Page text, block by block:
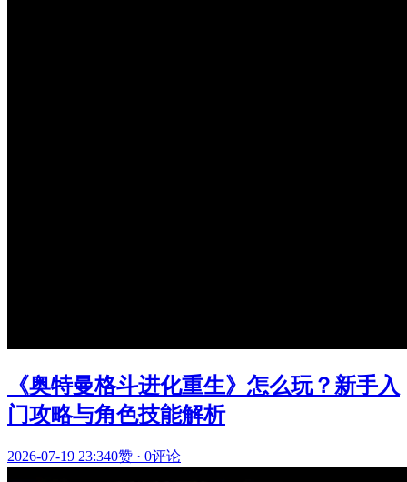
《奥特曼格斗进化重生》怎么玩？新手入
门攻略与角色技能解析
2026-07-19 23:340赞 · 0评论